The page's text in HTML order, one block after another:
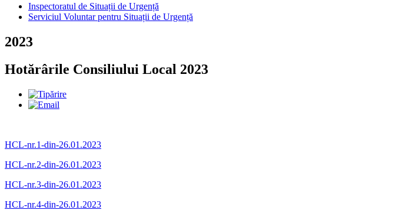
Inspectoratul de Situații de Urgență
Serviciul Voluntar pentru Situații de Urgență
2023
Hotărârile Consiliului Local 2023
HCL-nr.1-din-26.01.2023
HCL-nr.2-din-26.01.2023
HCL-nr.3-din-26.01.2023
HCL-nr.4-din-26.01.2023